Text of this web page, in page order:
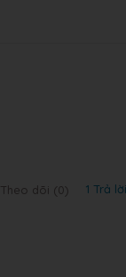
Theo dõi (0) 1 Trả lời